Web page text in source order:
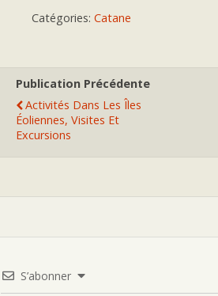
Catégories: Catane
Publication Précédente
Activités Dans Les Îles
Éoliennes, Visites Et
Excursions
S’abonner